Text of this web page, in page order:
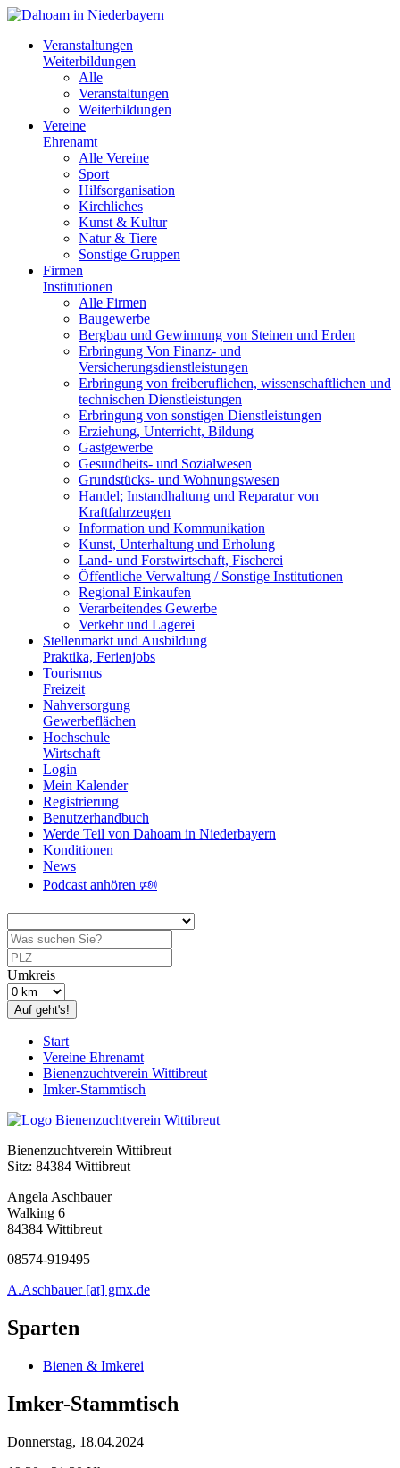
Veranstaltungen
Weiterbildungen
Alle
Veranstaltungen
Weiterbildungen
Vereine
Ehrenamt
Alle Vereine
Sport
Hilfsorganisation
Kirchliches
Kunst & Kultur
Natur & Tiere
Sonstige Gruppen
Firmen
Institutionen
Alle Firmen
Baugewerbe
Bergbau und Gewinnung von Steinen und Erden
Erbringung Von Finanz- und
Versicherungsdienstleistungen
Erbringung von freiberuflichen, wissenschaftlichen und
technischen Dienstleistungen
Erbringung von sonstigen Dienstleistungen
Erziehung, Unterricht, Bildung
Gastgewerbe
Gesundheits- und Sozialwesen
Grundstücks- und Wohnungswesen
Handel; Instandhaltung und Reparatur von
Kraftfahrzeugen
Information und Kommunikation
Kunst, Unterhaltung und Erholung
Land- und Forstwirtschaft, Fischerei
Öffentliche Verwaltung / Sonstige Institutionen
Regional Einkaufen
Verarbeitendes Gewerbe
Verkehr und Lagerei
Stellenmarkt und Ausbildung
Praktika, Ferienjobs
Tourismus
Freizeit
Nahversorgung
Gewerbeflächen
Hochschule
Wirtschaft
Login
Mein Kalender
Registrierung
Benutzerhandbuch
Werde Teil von Dahoam in Niederbayern
Konditionen
News
Podcast anhören 🕬
Umkreis
Auf geht's!
Start
Vereine Ehrenamt
Bienenzuchtverein Wittibreut
Imker-Stammtisch
Bienenzuchtverein Wittibreut
Sitz: 84384 Wittibreut
Angela Aschbauer
Walking 6
84384 Wittibreut
08574-919495
A.Aschbauer [at] gmx.de
Sparten
Bienen & Imkerei
Imker-Stammtisch
Donnerstag, 18.04.2024